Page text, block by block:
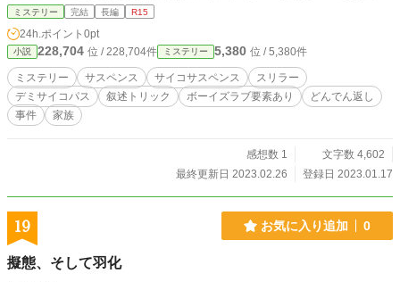
サイコサスペンス。 ※続編「乱数のシード」アップしまし
ではございません。 ※ボーイズラブ描写あります。軽い描写
なので同性愛に偏見がない方は是非。
ミステリー 完結 長編 R15
24h.ポイント 0pt
小説 228,704 位 / 228,704件 ミステリー 5,380 位 / 5,380件
ミステリー サスペンス サイコサスペンス
スリラー
デミサイコパス
叙述トリック ボーイズラブ要素あり
どんでん返し
事件
家族
感想数 1
文字数 4,602
最終更新日 2023.02.26
登録日 2023.01.17
19 お気に入り追加 0
擬態、そして羽化